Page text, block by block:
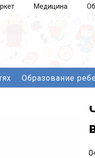
Медицина
Образование